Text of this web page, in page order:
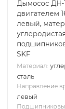
Дымосос ДН-
двигателем
левый,
SKF
Материал:
сталь
Направление
левый